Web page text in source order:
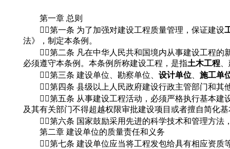
第一章 总则
第一条 为了加强对建设工程质量管理，保证建设
法》，制定本条例。
第二条 凡在中华人民共和国境内从事建设工程的
必须遵守本条例。本条例所称建设工程，是指土木工程
第三条 建设单位、勘察单位、 设计单位
施工单
第四条 县级以上人民政府建设行政主管部门和其
第五条 从事建设工程活动，必须严格执行基本建
及其有关部门不得超越权限审批建设项目或者擅自简化
第六条 国家鼓励采用先进的科学技术和管理方法
第二章 建设单位的质量责任和义务
第七条 建设单位应当将工程发包给具有相应资质